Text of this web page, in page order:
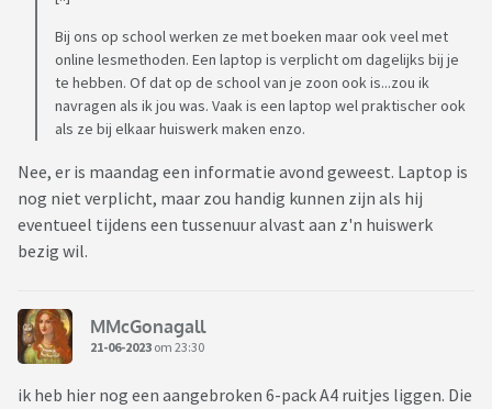
Bij ons op school werken ze met boeken maar ook veel met
online lesmethoden. Een laptop is verplicht om dagelijks bij je
te hebben. Of dat op de school van je zoon ook is...zou ik
navragen als ik jou was. Vaak is een laptop wel praktischer ook
als ze bij elkaar huiswerk maken enzo.
Nee, er is maandag een informatie avond geweest. Laptop is
nog niet verplicht, maar zou handig kunnen zijn als hij
eventueel tijdens een tussenuur alvast aan z'n huiswerk
bezig wil.
MMcGonagall
21-06-2023 om 23:30
ik heb hier nog een aangebroken 6-pack A4 ruitjes liggen. Die